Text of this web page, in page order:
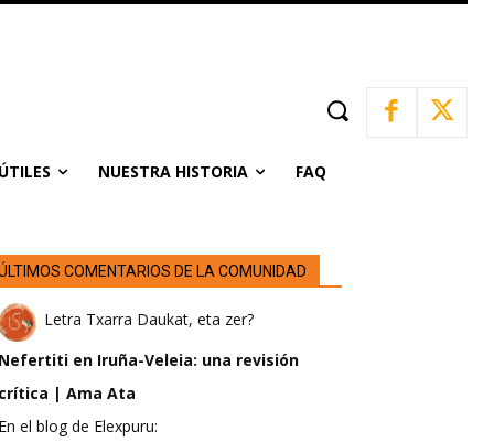
NUESTRA HISTORIA FAQ
COMENTARIOS DE LA COMUNIDAD
Letra Txarra Daukat, eta zer?
en Iruña-Veleia: una revisión
| Ama Ata
el blog de Elexpuru: